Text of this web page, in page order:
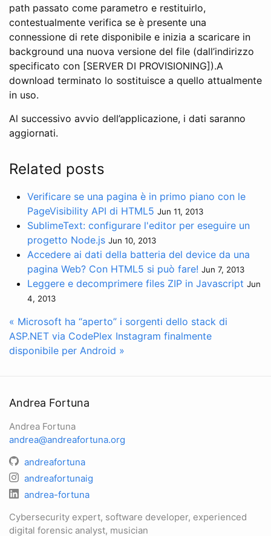
path passato come parametro e restituirlo,
contestualmente verifica se è presente una
connessione di rete disponibile e inizia a scaricare in
background una nuova versione del file (dall’indirizzo
specificato con [SERVER DI PROVISIONING]).A
download terminato lo sostituisce a quello attualmente
in uso.
Al successivo avvio dell’applicazione, i dati saranno
aggiornati.
Related posts
Verificare se una pagina è in primo piano con le
PageVisibility API di HTML5 Jun 11, 2013
SublimeText: configurare l'editor per eseguire un
progetto Node.js Jun 10, 2013
Accedere ai dati della batteria del device da una
pagina Web? Con HTML5 si può fare! Jun 7, 2013
Leggere e decomprimere files ZIP in Javascript Jun
4, 2013
« Microsoft ha “aperto” i sorgenti dello stack di
ASP.NET via CodePlex Instagram finalmente
disponibile per Android »
Andrea Fortuna
Andrea Fortuna
andrea@andreafortuna.org
andreafortuna
andreafortunaig
andrea-fortuna
Cybersecurity expert, software developer, experienced
digital forensic analyst, musician